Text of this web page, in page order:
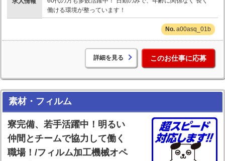
働ける環境が整っています！
a00asq_01b
詳細を見る このお仕事に応募
素材・フィルム
寮完備、若手活躍中！明るい
仲間とチームで協力して働く
職場！/フィルム加工機械オペ